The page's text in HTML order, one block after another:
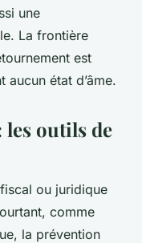
une
La frontière
est
aucun état d’âme.
outils de
ou juridique
comme
la prévention